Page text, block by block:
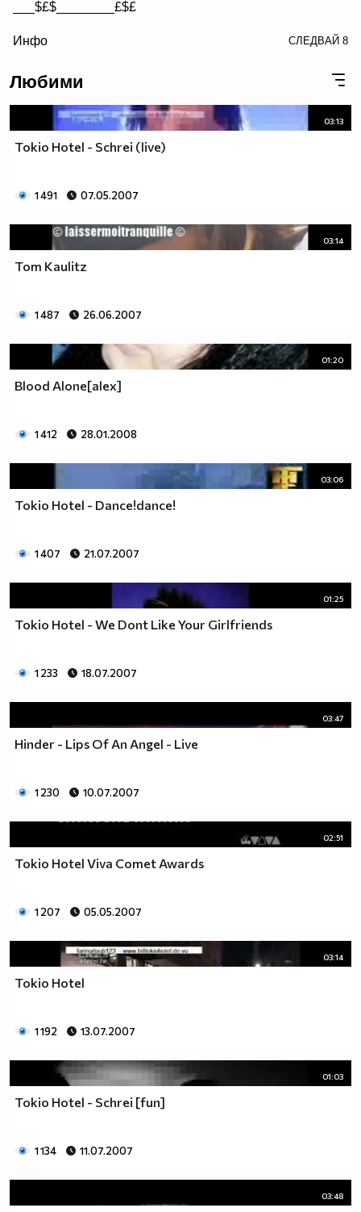
___$£$________£$£
£$£$£$________$£$£$
Инфо СЛЕДВАЙ 8
Любими
03:13
Tokio Hotel - Schrei (live)
1 491 07.05.2007
03:14
Tom Kaulitz
1 487 26.06.2007
01:20
Blood Alone[alex]
1 412 28.01.2008
03:06
Tokio Hotel - Dance!dance!
1 407 21.07.2007
01:25
Tokio Hotel - We Dont Like Your Girlfriends
1 233 18.07.2007
03:47
Hinder - Lips Of An Angel - Live
1 230 10.07.2007
02:51
Tokio Hotel Viva Comet Awards
1 207 05.05.2007
03:14
Tokio Hotel
1 192 13.07.2007
01:03
Tokio Hotel - Schrei [fun]
1 134 11.07.2007
03:48